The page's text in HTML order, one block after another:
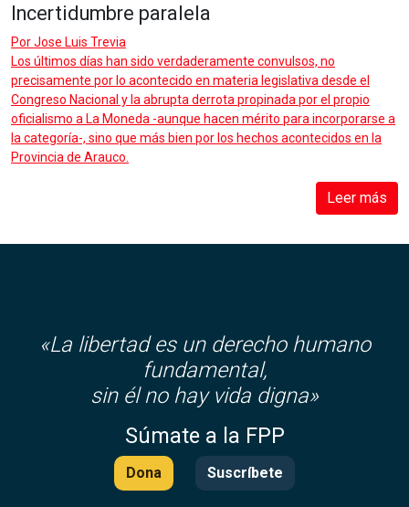
Incertidumbre paralela
PorJose Luis Trevia
Los últimos días han sido verdaderamente convulsos, no
precisamente por lo acontecido en materia legislativa desde el
Congreso Nacional y la abrupta derrota propinada por el propio
oficialismo a La Moneda -aunque hacen mérito para incorporarse a
la categoría-, sino que más bien por los hechos acontecidos en la
Provincia de Arauco.
Leer más
«La libertad es un derecho humano
fundamental,
sin él no hay vida digna»
Súmate a la FPP
Dona Suscríbete